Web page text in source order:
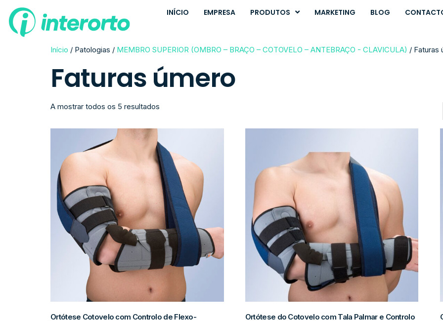
INÍCIO EMPRESA PRODUTOS MARKETING BLOG
Início / Patologias / MEMBRO SUPERIOR (OMBRO – BRAÇO – COTOVELO – ANTEBRAÇO - CLAVICULA) / Faturas
Faturas úmero
A mostrar todos os 5 resultados
Ortótese Cotovelo com Controlo de Flexo-
Ortótese do Cotovelo com Tala Palmar e Controlo